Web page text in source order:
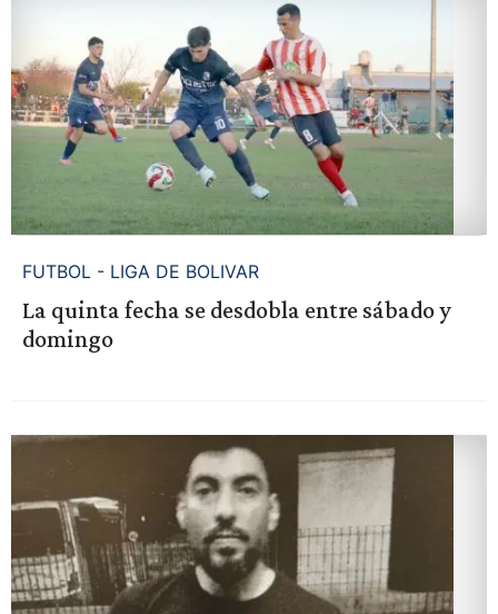
FUTBOL - LIGA DE BOLIVAR
La quinta fecha se desdobla entre sábado y
domingo